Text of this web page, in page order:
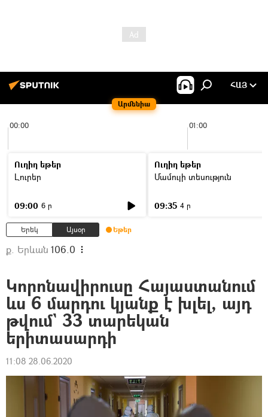
Արմենիա
ՀԱՅ
00:00 01:00
Ուղիղ եթեր
Լուրեր
09:00 6 ր
Ուղիղ եթեր
Մամուլի տեսություն
09:35 4 ր
Երեկ Այսօր Եթեր
ք. Երևան 106.0
Կորոնավիրուսը Հայաստանում
ևս 6 մարդու կյանք է խլել, այդ
թվում` 33 տարեկան
երիտասարդի
11:08 28.06.2020